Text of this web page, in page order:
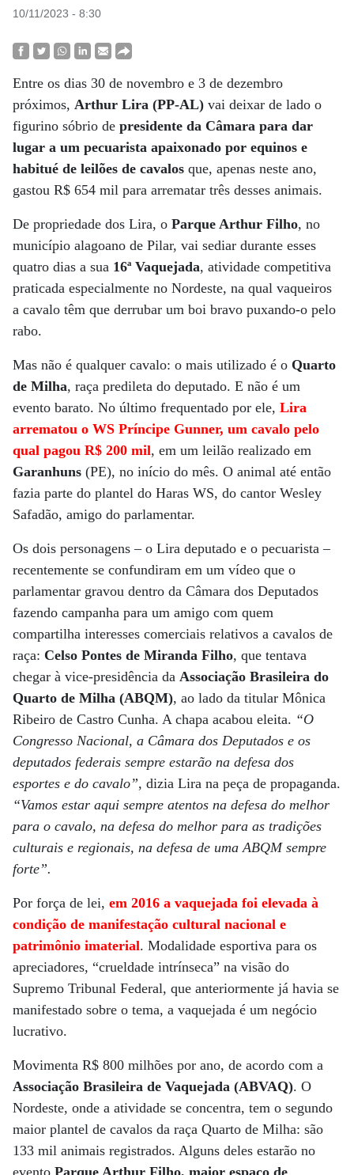
10/11/2023 - 8:30
Entre os dias 30 de novembro e 3 de dezembro
próximos, Arthur Lira (PP-AL) vai deixar de lado o
figurino sóbrio de presidente da Câmara para dar
lugar a um pecuarista apaixonado por equinos e
habitué de leilões de cavalos que, apenas neste ano,
gastou R$ 654 mil para arrematar três desses animais.
De propriedade dos Lira, o Parque Arthur Filho, no
município alagoano de Pilar, vai sediar durante esses
quatro dias a sua 16ª Vaquejada, atividade competitiva
praticada especialmente no Nordeste, na qual vaqueiros
a cavalo têm que derrubar um boi bravo puxando-o pelo
rabo.
Mas não é qualquer cavalo: o mais utilizado é o Quarto
de Milha, raça predileta do deputado. E não é um
evento barato. No último frequentado por ele, Lira
arrematou o WS Príncipe Gunner, um cavalo pelo
qual pagou R$ 200 mil, em um leilão realizado em
Garanhuns (PE), no início do mês. O animal até então
fazia parte do plantel do Haras WS, do cantor Wesley
Safadão, amigo do parlamentar.
Os dois personagens – o Lira deputado e o pecuarista –
recentemente se confundiram em um vídeo que o
parlamentar gravou dentro da Câmara dos Deputados
fazendo campanha para um amigo com quem
compartilha interesses comerciais relativos a cavalos de
raça: Celso Pontes de Miranda Filho, que tentava
chegar à vice-presidência da Associação Brasileira do
Quarto de Milha (ABQM), ao lado da titular Mônica
Ribeiro de Castro Cunha. A chapa acabou eleita. “O
Congresso Nacional, a Câmara dos Deputados e os
deputados federais sempre estarão na defesa dos
esportes e do cavalo”, dizia Lira na peça de propaganda.
“Vamos estar aqui sempre atentos na defesa do melhor
para o cavalo, na defesa do melhor para as tradições
culturais e regionais, na defesa de uma ABQM sempre
forte”.
Por força de lei, em 2016 a vaquejada foi elevada à
condição de manifestação cultural nacional e
patrimônio imaterial. Modalidade esportiva para os
apreciadores, “crueldade intrínseca” na visão do
Supremo Tribunal Federal, que anteriormente já havia se
manifestado sobre o tema, a vaquejada é um negócio
lucrativo.
Movimenta R$ 800 milhões por ano, de acordo com a
Associação Brasileira de Vaquejada (ABVAQ). O
Nordeste, onde a atividade se concentra, tem o segundo
maior plantel de cavalos da raça Quarto de Milha: são
133 mil animais registrados. Alguns deles estarão no
evento Parque Arthur Filho, maior espaço de